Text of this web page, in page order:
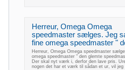
Herreur, Omega Omega
speedmaster sælges. Jeg
fine omega speedmaster "
Herreur, Omega Omega speedmaster
omega speedmaster " den glemte
Der skal nyt værk i, derfor den lave pris.
nogen det har et værk til sådan et ur, vil jeg